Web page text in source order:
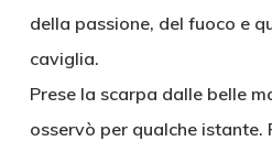
della passione, del fuoco e
caviglia.
Prese la scarpa dalle belle
osservò per qualche istante.